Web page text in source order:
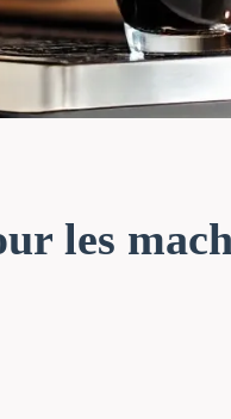
les